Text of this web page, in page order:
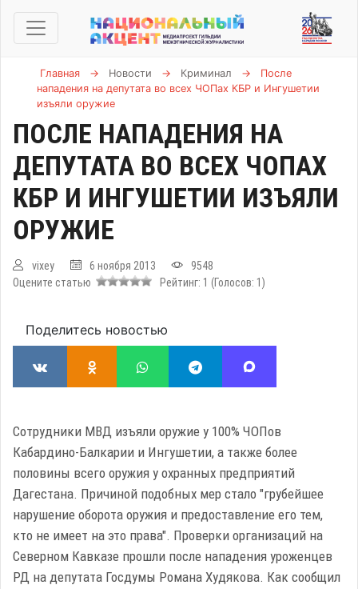
Главная → Новости → Криминал →
После
нападения на депутата во всех ЧОПах КБР и Ингушетии
изъяли оружие
ПОСЛЕ НАПАДЕНИЯ НА
ДЕПУТАТА ВО ВСЕХ ЧОПАХ
КБР И ИНГУШЕТИИ ИЗЪЯЛИ
ОРУЖИЕ
vixey 6 ноября 2013
9548
Оцените статью
Рейтинг: 1 (Голосов: 1 )
Поделитесь новостью
Сотрудники МВД изъяли оружие у 100% ЧОПов
Кабардино-Балкарии и Ингушетии, а также более
половины всего оружия у охранных предприятий
Дагестана. Причиной подобных мер стало "грубейшее
нарушение оборота оружия и предоставление его тем,
кто не имеет на это права". Проверки организаций на
Северном Кавказе прошли после нападения уроженцев
РД на депутата Госдумы Романа Худякова. Как сообщил